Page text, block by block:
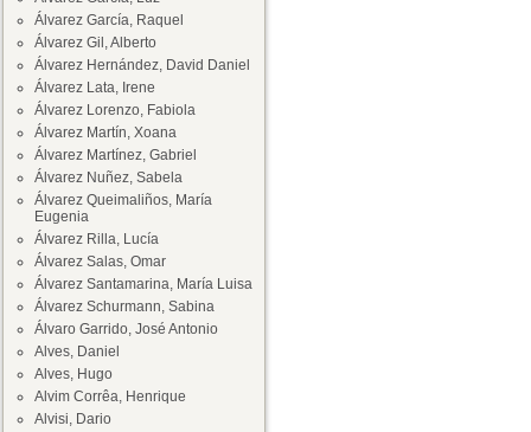
Álvarez García, Raquel
Álvarez Gil, Alberto
Álvarez Hernández, David Daniel
Álvarez Lata, Irene
Álvarez Lorenzo, Fabiola
Álvarez Martín, Xoana
Álvarez Martínez, Gabriel
Álvarez Nuñez, Sabela
Álvarez Queimaliños, María
Eugenia
Álvarez Rilla, Lucía
Álvarez Salas, Omar
Álvarez Santamarina, María Luisa
Álvarez Schurmann, Sabina
Álvaro Garrido, José Antonio
Alves, Daniel
Alves, Hugo
Alvim Corrêa, Henrique
Alvisi, Dario